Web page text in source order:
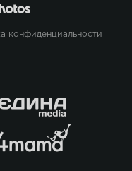
конфиденциальности